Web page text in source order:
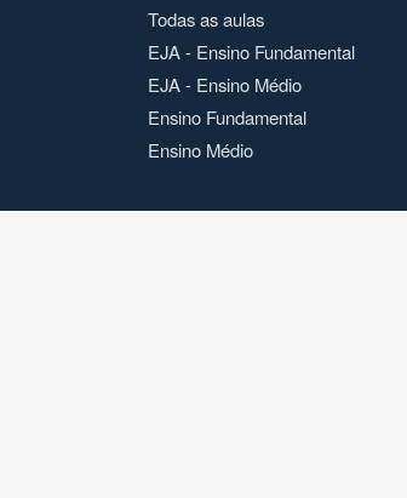
Todas as aulas
EJA - Ensino Fundamental
EJA - Ensino Médio
Ensino Fundamental
Ensino Médio